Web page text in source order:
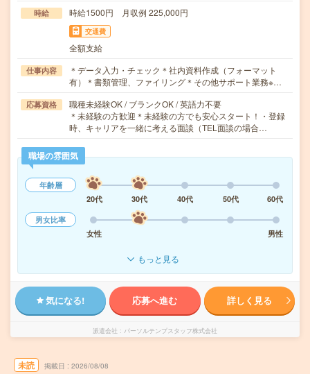
時給 時給1500円 月収例 225,000円
交通費
全額支給
仕事内容
＊データ入力・チェック＊社内資料作成（フォーマット
有）＊書類管理、ファイリング＊その他サポート業務※…
応募資格
職種未経験OK / ブランクOK / 英語力不要
＊未経験の方歓迎＊未経験の方でも安心スタート！・登録
時、キャリアを一緒に考える面談（TEL面談の場合…
職場の雰囲気
年齢層
20代
30代 40代 50代
60代
男女比率
女性
男性
もっと見る
気になる! 応募へ進む 詳しく見る
派遣会社 パーソルテンプスタッフ株式会社
未読 掲載日 2026/08/08